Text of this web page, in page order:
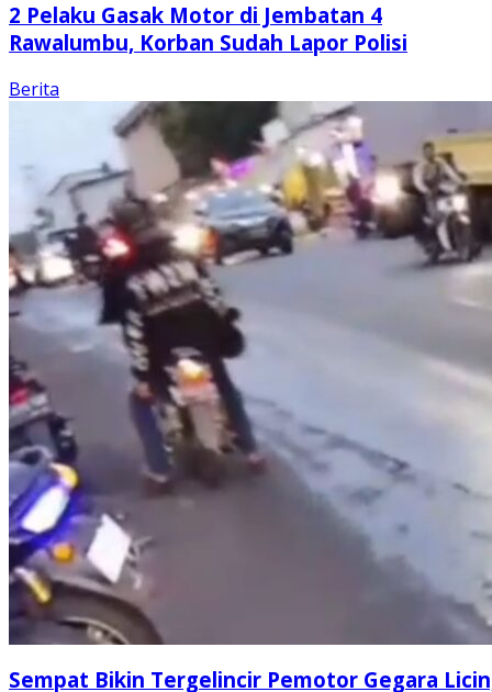
2 Pelaku Gasak Motor di Jembatan 4
Rawalumbu, Korban Sudah Lapor Polisi
Berita
Sempat Bikin Tergelincir Pemotor Gegara